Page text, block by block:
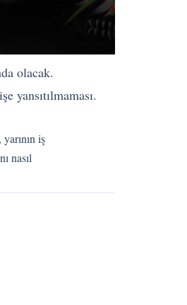
olacak.
yansıtılmaması.
iş
nasıl